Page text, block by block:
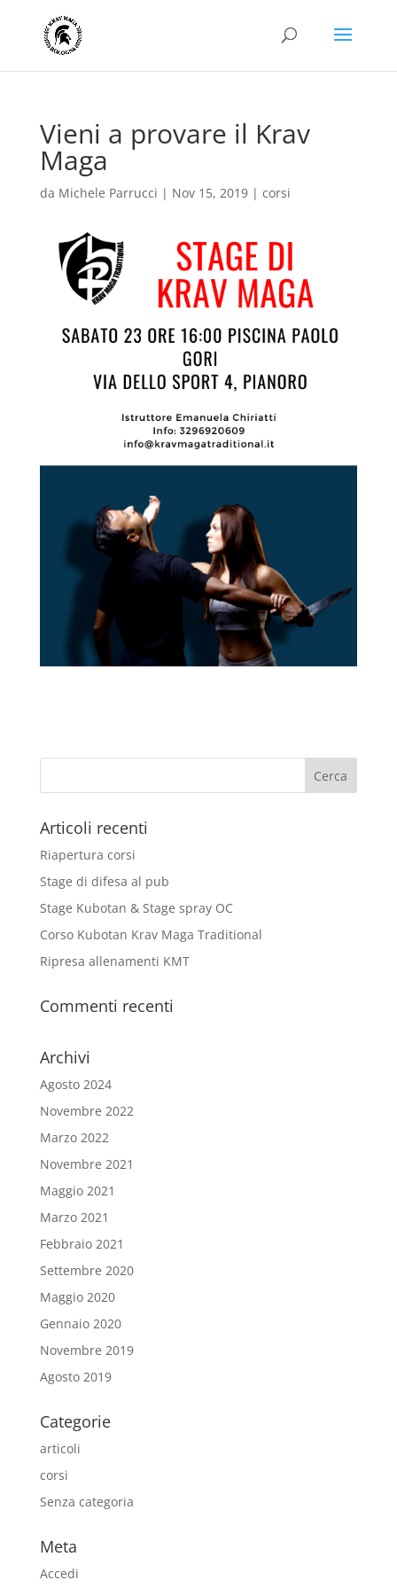
Vieni a provare il Krav
Maga
da Michele Parrucci | Nov 15, 2019| corsi
Articoli recenti
Riapertura corsi
Stage di difesa al pub
Stage Kubotan & Stage spray OC
Corso Kubotan Krav Maga Traditional
Ripresa allenamenti KMT
Commenti recenti
Archivi
Agosto 2024
Novembre 2022
Marzo 2022
Novembre 2021
Maggio 2021
Marzo 2021
Febbraio 2021
Settembre 2020
Maggio 2020
Gennaio 2020
Novembre 2019
Agosto 2019
Categorie
articoli
corsi
Senza categoria
Meta
Accedi